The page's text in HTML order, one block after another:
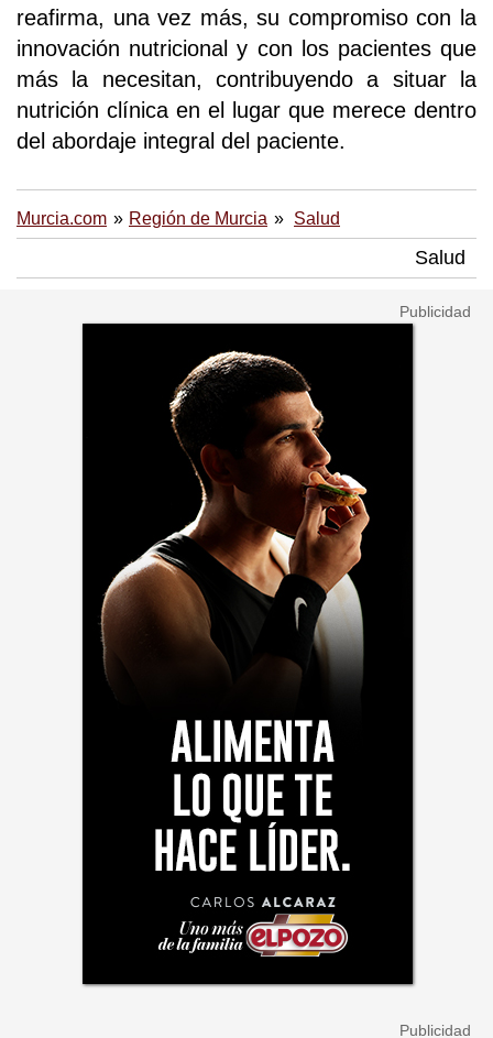
reafirma, una vez más, su compromiso con la
innovación nutricional y con los pacientes que
más la necesitan, contribuyendo a situar la
nutrición clínica en el lugar que merece dentro
del abordaje integral del paciente.
Murcia.com Región de Murcia Salud
Salud